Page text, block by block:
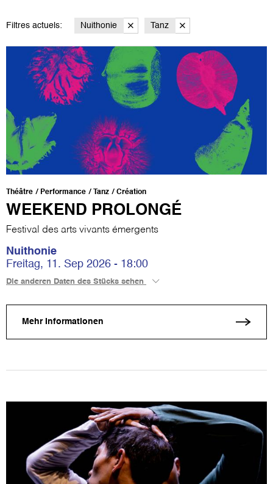
Filtres actuels: Nuithonie Tanz
Théâtre Performance Tanz Création
WEEKEND PROLONGÉ
Festival des arts vivants émergents
Nuithonie
Freitag, 11. Sep 2026 - 18:00
Die anderen Daten des Stücks sehen
Mehr Informationen